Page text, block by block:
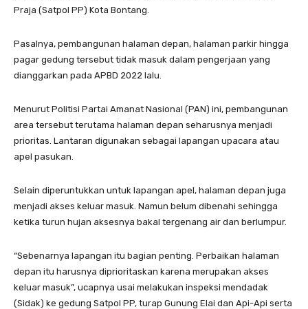
Praja (Satpol PP) Kota Bontang.
Pasalnya, pembangunan halaman depan, halaman parkir hingga
pagar gedung tersebut tidak masuk dalam pengerjaan yang
dianggarkan pada APBD 2022 lalu.
Menurut Politisi Partai Amanat Nasional (PAN) ini, pembangunan
area tersebut terutama halaman depan seharusnya menjadi
prioritas. Lantaran digunakan sebagai lapangan upacara atau
apel pasukan.
Selain diperuntukkan untuk lapangan apel, halaman depan juga
menjadi akses keluar masuk. Namun belum dibenahi sehingga
ketika turun hujan aksesnya bakal tergenang air dan berlumpur.
“Sebenarnya lapangan itu bagian penting. Perbaikan halaman
depan itu harusnya diprioritaskan karena merupakan akses
keluar masuk”, ucapnya usai melakukan inspeksi mendadak
(Sidak) ke gedung Satpol PP, turap Gunung Elai dan Api-Api serta